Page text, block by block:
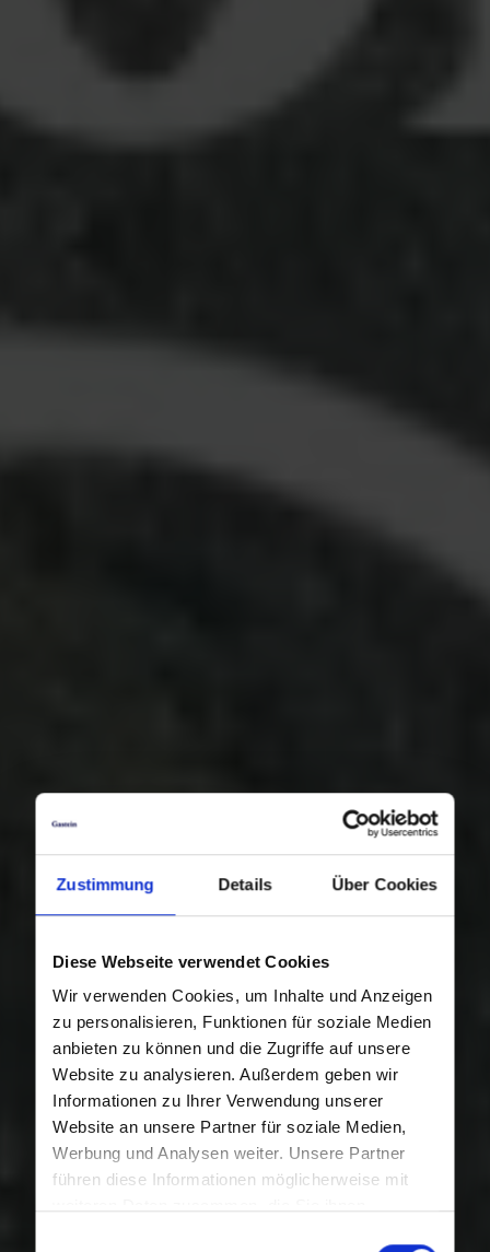
Zustimmung Details Über Cookies
Diese Webseite verwendet Cookies
Wir verwenden Cookies, um Inhalte und Anzeigen
zu personalisieren, Funktionen für soziale Medien
anbieten zu können und die Zugriffe auf unsere
Website zu analysieren. Außerdem geben wir
Informationen zu Ihrer Verwendung unserer
Website an unsere Partner für soziale Medien,
Werbung und Analysen weiter. Unsere Partner
führen diese Informationen möglicherweise mit